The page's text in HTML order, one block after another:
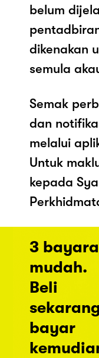
belum
dikenakan
semula
Semak
dan
melalui
Untuk
kepada
3
mudah.
Beli
bayar